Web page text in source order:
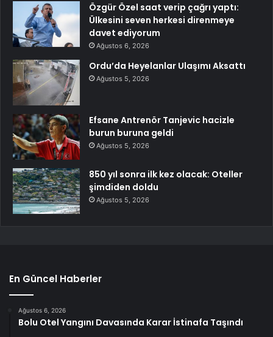
Özgür Özel saat verip çağrı yaptı:
Ülkesini seven herkesi direnmeye
davet ediyorum
Ağustos 6, 2026
Ordu’da Heyelanlar Ulaşımı Aksattı
Ağustos 5, 2026
Efsane Antrenör Tanjevic hacizle
burun buruna geldi
Ağustos 5, 2026
850 yıl sonra ilk kez olacak: Oteller
şimdiden doldu
Ağustos 5, 2026
En Güncel Haberler
Ağustos 6, 2026
Bolu Otel Yangını Davasında Karar İstinafa Taşındı